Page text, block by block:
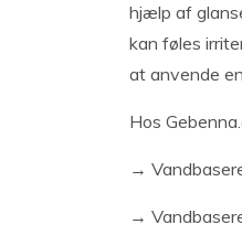
hjælp af
kan føles
at anvende
Hos
→
→